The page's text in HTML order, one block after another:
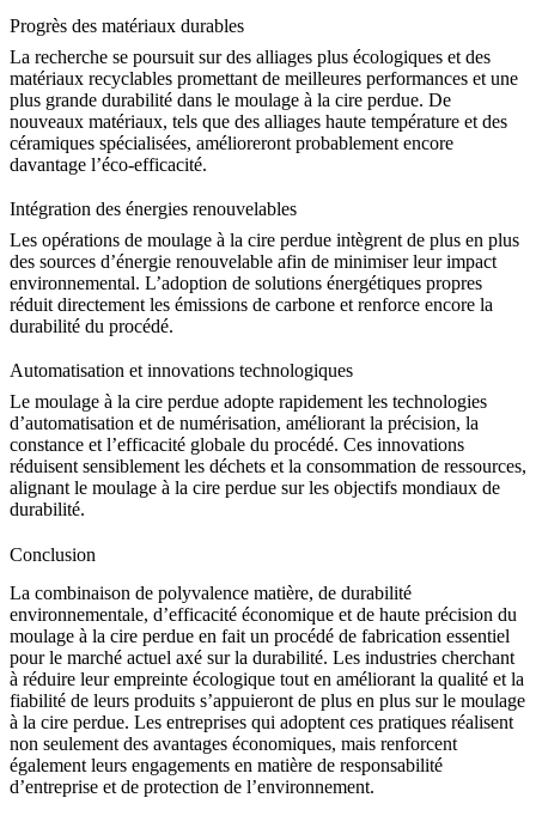
Progrès des matériaux durables
La recherche se poursuit sur des alliages plus écologiques et des
matériaux recyclables promettant de meilleures performances et une
plus grande durabilité dans le moulage à la cire perdue. De
nouveaux matériaux, tels que des alliages haute température et des
céramiques spécialisées, amélioreront probablement encore
davantage l’éco-efficacité.
Intégration des énergies renouvelables
Les opérations de moulage à la cire perdue intègrent de plus en plus
des sources d’énergie renouvelable afin de minimiser leur impact
environnemental. L’adoption de solutions énergétiques propres
réduit directement les émissions de carbone et renforce encore la
durabilité du procédé.
Automatisation et innovations technologiques
Le moulage à la cire perdue adopte rapidement les technologies
d’automatisation et de numérisation, améliorant la précision, la
constance et l’efficacité globale du procédé. Ces innovations
réduisent sensiblement les déchets et la consommation de ressources,
alignant le moulage à la cire perdue sur les objectifs mondiaux de
durabilité.
Conclusion
La combinaison de polyvalence matière, de durabilité
environnementale, d’efficacité économique et de haute précision du
moulage à la cire perdue en fait un procédé de fabrication essentiel
pour le marché actuel axé sur la durabilité. Les industries cherchant
à réduire leur empreinte écologique tout en améliorant la qualité et la
fiabilité de leurs produits s’appuieront de plus en plus sur le moulage
à la cire perdue. Les entreprises qui adoptent ces pratiques réalisent
non seulement des avantages économiques, mais renforcent
également leurs engagements en matière de responsabilité
d’entreprise et de protection de l’environnement.